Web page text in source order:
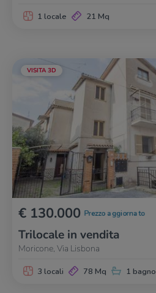
1 locale 21 Mq
VISITA 3D
€ 130.000 Prezzo aggiornato
Trilocale in vendita
Moricone, Via Lisbona
3 locali 78 Mq 1 bagno